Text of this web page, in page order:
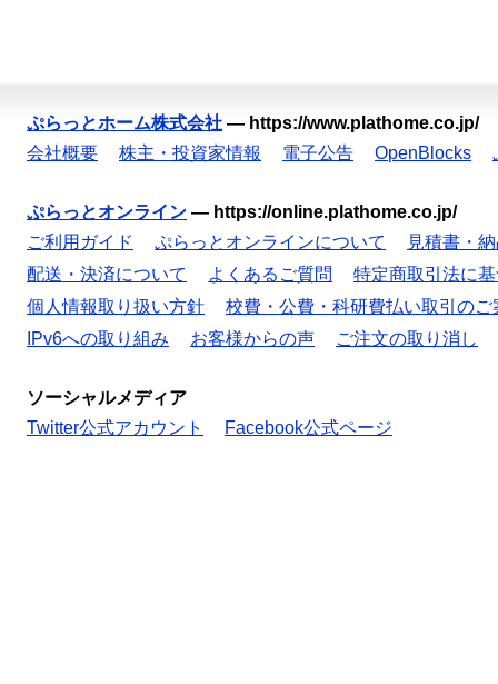
ぷらっとホーム株式会社 — https://www.plathome.co.jp/
会社概要
株主・投資家情報 電子公告 OpenBlocks
ぷらっとオンライン — https://online.plathome.co.jp/
ご利用ガイド
ぷらっとオンラインについて
見積書・
配送・決済について
よくあるご質問
特定商取引法に
個人情報取り扱い方針
校費・公費・科研費払い取引のご
IPv6への取り組み
お客様からの声 ご注文の取り消し
ソーシャルメディア
Twitter公式アカウント
Facebook公式ページ